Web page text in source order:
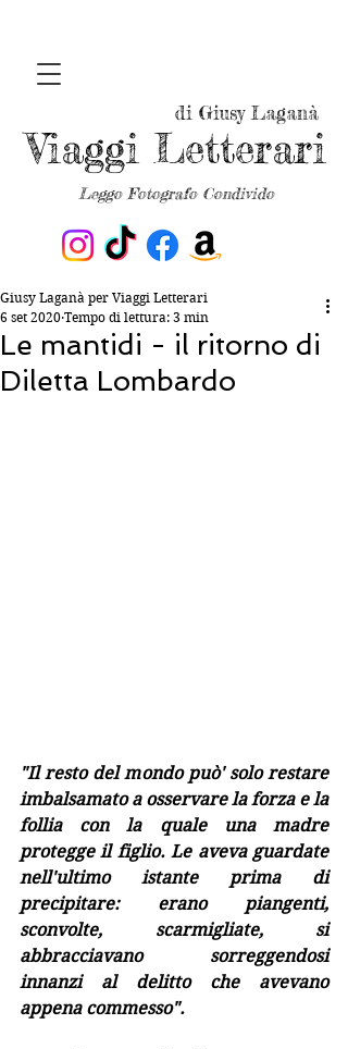
Leggo Fotografo Condivido
Viaggi Letterari
di Giusy Laganà
Le mantidi - il ritorno di
Diletta Lombardo
Giusy Laganà per Viaggi Letterari
6 set 2020 Tempo di lettura: 3 min
"Il resto del mondo può' solo restare
imbalsamato a osservare la forza e la
follia con la quale una madre
protegge il figlio. Le aveva guardate
nell'ultimo istante prima di
precipitare: erano piangenti,
sconvolte, scarmigliate, si
abbracciavano sorreggendosi
innanzi al delitto che avevano
appena commesso".